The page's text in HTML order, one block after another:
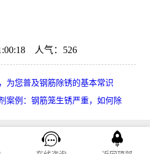
人气： 526
为您普及钢筋除锈的基本常识
案例：钢筋笼生锈严重，如何除